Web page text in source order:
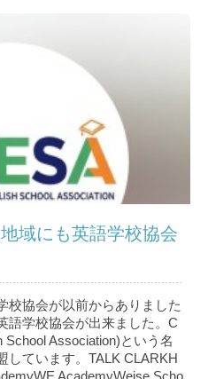
域にも英語学校協会
校協会が以前からありました
語学校協会が出来ました。C
Association)という名
しています。TALK CLARKH
AcademyWeise Scho